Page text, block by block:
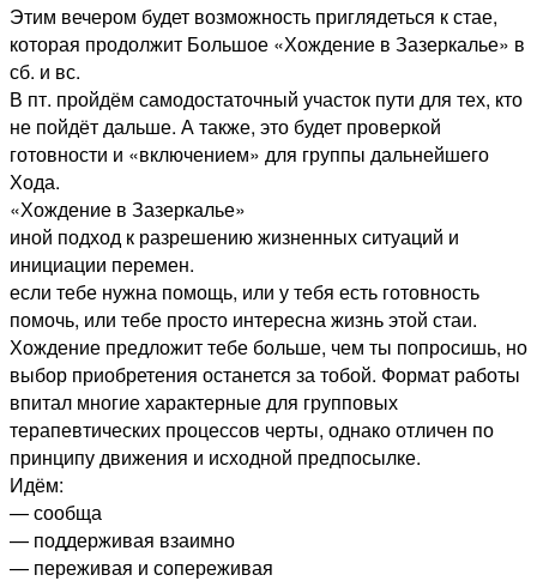
Этим вечером будет возможность приглядеться к стае,
которая продолжит Большое «Хождение в Зазеркалье» в
сб. и вс.
В пт. пройдём самодостаточный участок пути для тех, кто
не пойдёт дальше. А также, это будет проверкой
готовности и «включением» для группы дальнейшего
Хода.
«Хождение в Зазеркалье»
иной подход к разрешению жизненных ситуаций и
инициации перемен.
если тебе нужна помощь, или у тебя есть готовность
помочь, или тебе просто интересна жизнь этой стаи.
Хождение предложит тебе больше, чем ты попросишь, но
выбор приобретения останется за тобой. Формат работы
впитал многие характерные для групповых
терапевтических процессов черты, однако отличен по
принципу движения и исходной предпосылке.
Идём:
— сообща
— поддерживая взаимно
— переживая и сопереживая